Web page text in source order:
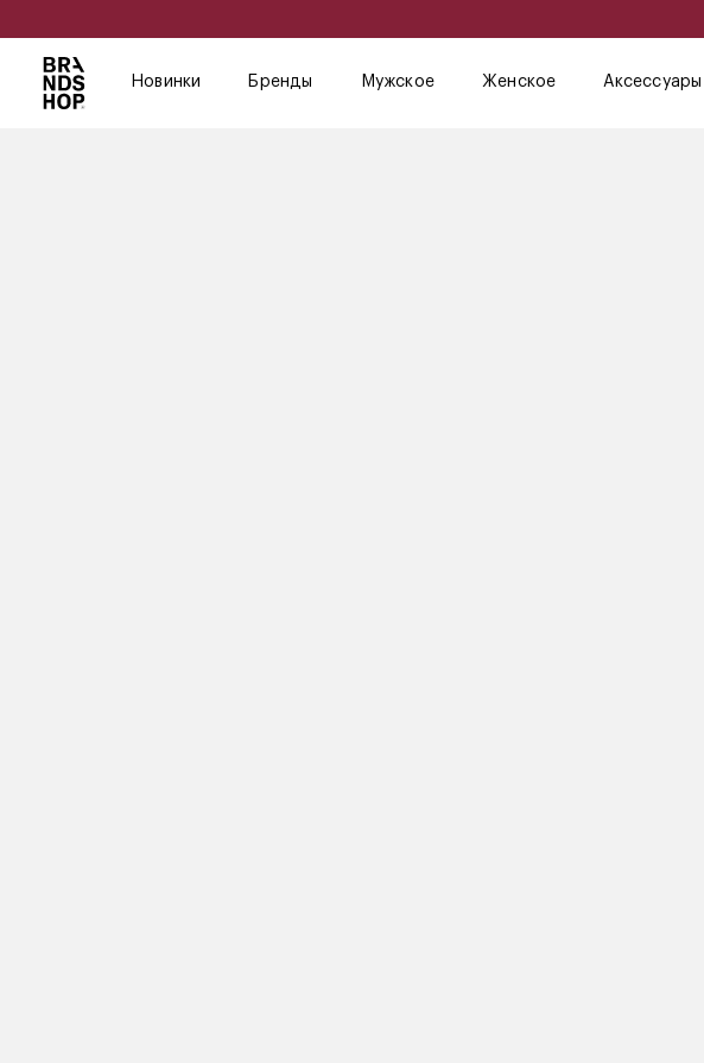
Новинки Бренды Мужское Женское Аксессуары